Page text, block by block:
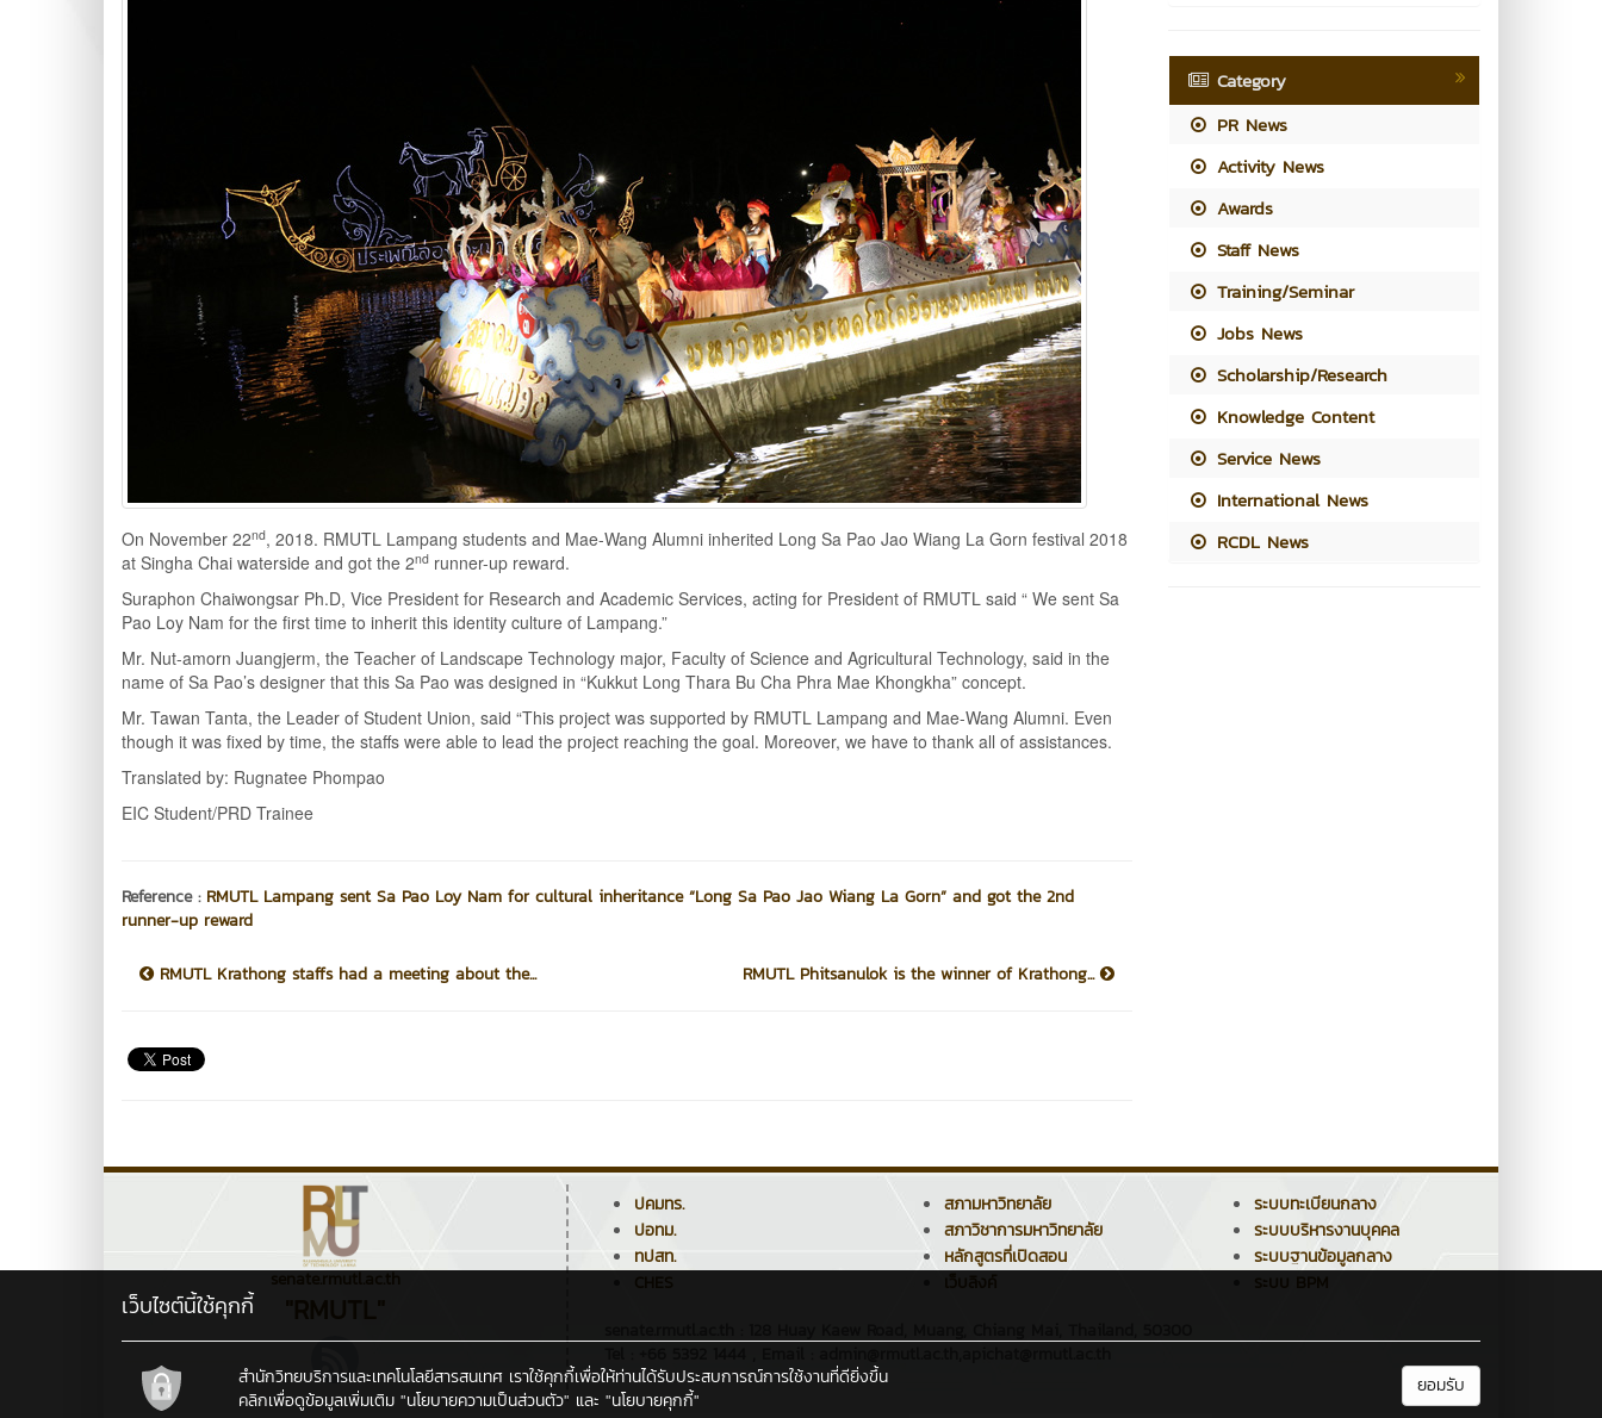
On November 22nd, 2018. RMUTL Lampang students and Mae-Wang Alumni inherited Long Sa Pao Jao Wiang La Gorn festival 2018
at Singha Chai waterside and got the 2nd runner-up reward.
Suraphon Chaiwongsar Ph.D, Vice President for Research and Academic Services, acting for President of RMUTL said “ We sent Sa
Pao Loy Nam for the first time to inherit this identity culture of Lampang.”
Mr. Nut-amorn Juangjerm, the Teacher of Landscape Technology major, Faculty of Science and Agricultural Technology, said in the
name of Sa Pao’s designer that this Sa Pao was designed in “Kukkut Long Thara Bu Cha Phra Mae Khongkha” concept.
Mr. Tawan Tanta, the Leader of Student Union, said “This project was supported by RMUTL Lampang and Mae-Wang Alumni. Even
though it was fixed by time, the staffs were able to lead the project reaching the goal. Moreover, we have to thank all of assistances.
Translated by: Rugnatee Phompao
EIC Student/PRD Trainee
Reference : RMUTL Lampang sent Sa Pao Loy Nam for cultural inheritance “Long Sa Pao Jao Wiang La Gorn” and got the 2nd
runner-up reward
RMUTL Krathong staffs had a meeting about the... RMUTL Phitsanulok is the winner of Krathong...
Category
PR News
Activity News
Awards
Staff News
Training/Seminar
Jobs News
Scholarship/Research
Knowledge Content
Service News
International News
RCDL News
senate.rmutl.ac.th
"RMUTL"
ปคมทร.
ปอทม.
ทปสท.
สภามหาวิทยาลัย
สภาวิชาการมหาวิทยาลัย
หลักสูตรที่เปิดสอน
เว็บลิงค์
ระบบทะเบียนกลาง
ระบบบริหารงานบุคคล
ระบบฐานข้อมูลกลาง
ระบบ BPM
เว็บไซต์นี้ใช้คุกกี้
สำนักวิทยบริการและเทคโนโลยีสารสนเทศ เราใช้คุกกี้เพื่อให้ท่านได้รับประสบการณ์การใช้งานที่ดียิ่งขึ้น
คลิกเพื่อดูข้อมูลเพิ่มเติม "นโยบายความเป็นส่วนตัว" และ "นโยบายคุกกี้"
ยอมรับ